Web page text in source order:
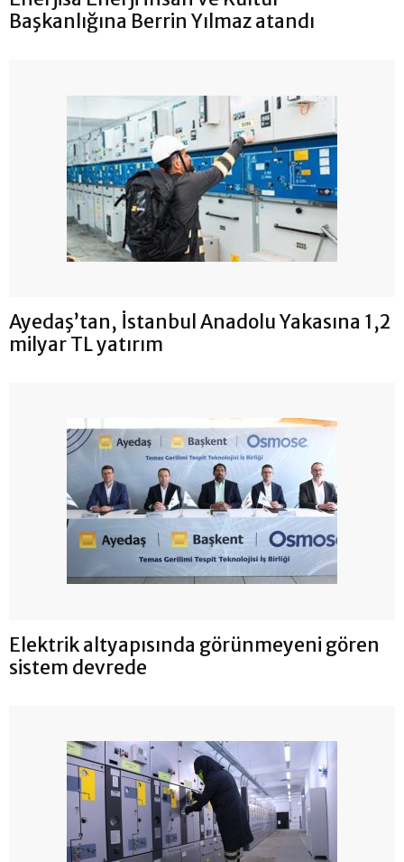
Başkanlığına Berrin Yılmaz atandı
Ayedaş’tan, İstanbul Anadolu Yakasına 1,2
milyar TL yatırım
Elektrik altyapısında görünmeyeni gören
sistem devrede